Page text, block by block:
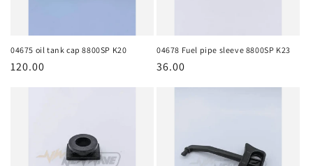
04675 oil tank cap 8800SP K20
ราคา
120.00
04678 Fuel pipe sleeve 8800SP K23
ราคา
36.00